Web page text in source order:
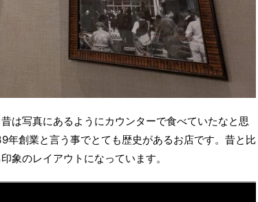
は写真にあるようにカウンターで食べていたなと思
創業と言う事でとても歴史があるお店です。昔と比
象のレイアウトになっています。